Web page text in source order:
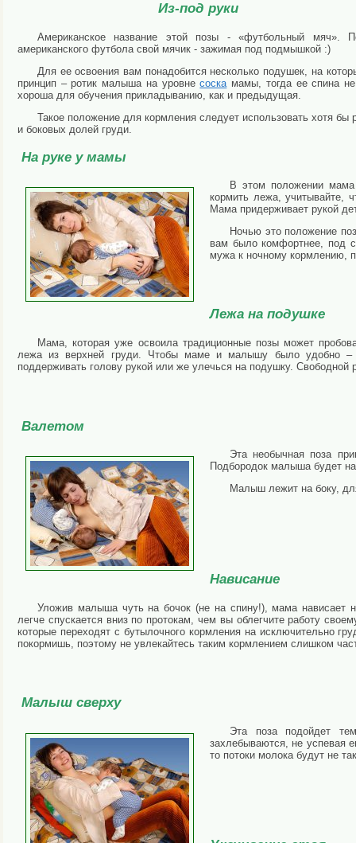
Из-под руки
Американское название этой позы - «футбольный
американского футбола свой мячик - зажимая под подмышкой :)
Для ее освоения вам понадобится несколько подушек, на
принцип – ротик малыша на уровнесоскамамы, тогда ее спина не
хороша для обучения прикладыванию, как и предыдущая.
Такое положение для кормления следует использовать хотя
и боковых долей груди.
На руке у мамы
В этом положении
кормить лежа, учитывайте,
Мама придерживает рукой
Ночью это положение
вам было комфортнее, под
мужа к ночному кормлению,
Лежа на подушке
Мама, которая уже освоила традиционные позы может
лежа из верхней груди. Чтобы маме и малышу было удобно
поддерживать голову рукой или же улечься на подушку.
Валетом
Эта необычная поза
Подбородок малыша будет
Малыш лежит на боку,
Нависание
Уложив малыша чуть на бочок (не на спину!), мама нависает
легче спускается вниз по протокам, чем вы облегчите работу
которые переходят с бутылочного кормления на исключительно
покормишь, поэтому не увлекайтесь таким кормлением слишком
Малыш сверху
Эта поза подойдет
захлебываются, не успевая
то потоки молока будут не